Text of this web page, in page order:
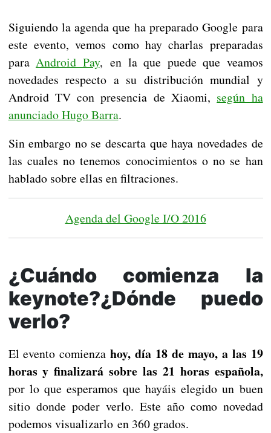
Siguiendo la agenda que ha preparado Google para
este evento, vemos como hay charlas preparadas
para Android Pay, en la que puede que veamos
novedades respecto a su distribución mundial y
Android TV con presencia de Xiaomi, según ha
anunciado Hugo Barra.
Sin embargo no se descarta que haya novedades de
las cuales no tenemos conocimientos o no se han
hablado sobre ellas en filtraciones.
Agenda del Google I/O 2016
¿Cuándo comienza la
keynote?¿Dónde puedo
verlo?
El evento comienzahoy, día 18 de mayo, a las 19
horas y finalizará sobre las 21 horas española,
por lo que esperamos que hayáis elegido un buen
sitio donde poder verlo. Este año como novedad
podemos visualizarlo en 360 grados.